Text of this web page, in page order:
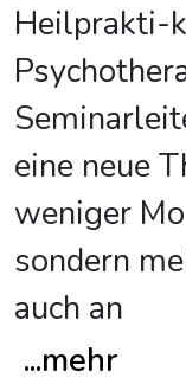
Heilprakti-
eine neue
weniger
sondern
auch an
...mehr